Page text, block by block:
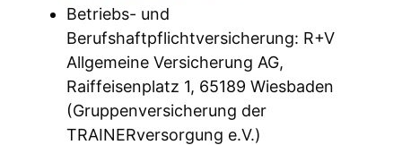
Betriebs- und
Berufshaftpflichtversicherung: R+V
Allgemeine Versicherung AG,
Raiffeisenplatz 1, 65189 Wiesbaden
(Gruppenversicherung der
TRAINERversorgung e.V.)